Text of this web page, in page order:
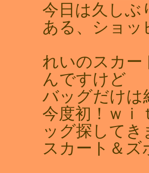
今日は久しぶ
ある、ショッ
れいのスカー
んですけど
バッグだけは
今度初！ｗｉ
ッグ探してき
スカート＆